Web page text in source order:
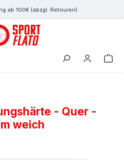
ab 100€ (abzgl. Retouren)
- Quer -
weich